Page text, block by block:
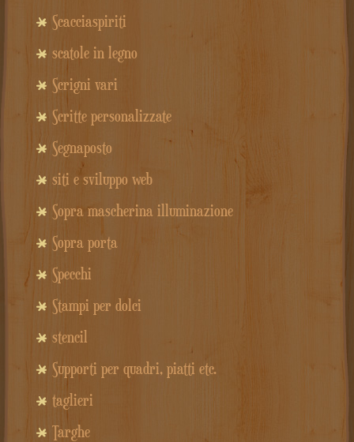
Scacciaspiriti
scatole in legno
Scrigni vari
Scritte personalizzate
Segnaposto
siti e sviluppo web
Sopra mascherina illuminazione
Sopra porta
Specchi
Stampi per dolci
stencil
Supporti per quadri, piatti etc.
taglieri
Targhe